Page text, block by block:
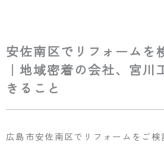
安佐南区でリフォームを
｜地域密着の会社、宮川
きること
広島市安佐南区でリフォームをご検